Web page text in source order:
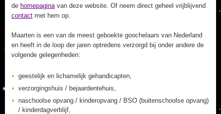
de homepaginavan deze website. Of neem direct geheel vrijblijvend
contact met hem op.
Maarten is een van de meest geboekte goochelaars van Nederland
en heeft in de loop der jaren optredens verzorgd bij onder andere de
volgende gelegenheden:
geestelijk en lichamelijk gehandicapten,
verzorgingshuis / bejaardentehuis,
naschoolse opvang / kinderopvang / BSO (buitenschoolse opvang)
/ kinderdagverblijf,